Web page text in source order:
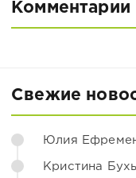
Комментарии
Свежие
Юлия
Кристина